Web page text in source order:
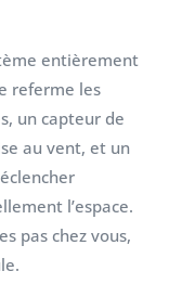
entièrement
referme les
un capteur de
au vent, et un
l’espace.
pas chez vous,